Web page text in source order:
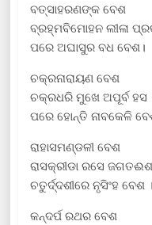
ବତ୍ସାହରଣଙ୍କ ବେଶ
ବ୍ରହ୍ମବିମୋହନ ଲୀଳା
ପରେ ଅଘାସୁର ବଧ ବେଶ।
ଚକ୍ରନାରାୟଣ ବେଶ
ଚକ୍ରଧରି ମୁଖେ ଅପୂର୍ବ ହସ
ପରେ ହୋନ୍ତି ନାବକେଳି
ରାହାସମଣ୍ଡଳୀ ବେଶ
ରାସକ୍ରୀଡା ରସେ ଜଗତଈଶ
ଚତୁର୍ଦ୍ଦଶୀରେ ନୃସିଂହ ବେଶ ।
କନ୍ଦର୍ପ ରଥର ବେଶ